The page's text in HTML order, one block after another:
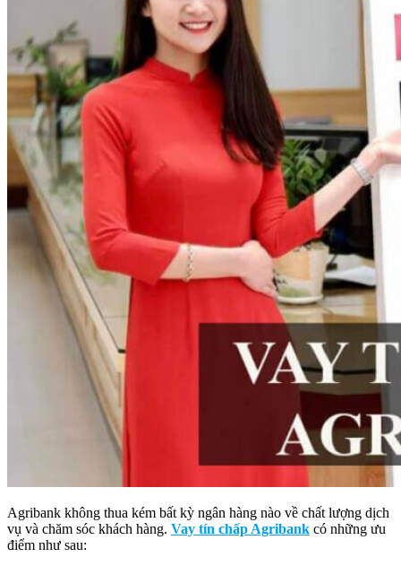
Agribank không thua kém bất kỳ ngân hàng nào về chất lượng dịch
vụ và chăm sóc khách hàng. Vay tín chấp Agribank có những ưu
điểm như sau: